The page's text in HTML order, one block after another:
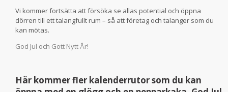
Vi kommer fortsätta att försöka se allas potential och öppna
dörren till ett talangfullt rum – så att företag och talanger som du
kan mötas.
God Jul och Gott Nytt År!
Här kommer fler kalenderrutor som du kan